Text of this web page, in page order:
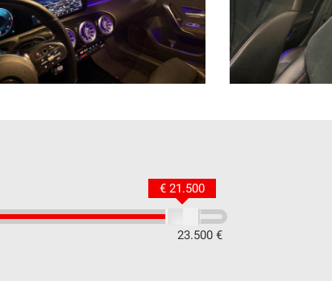
23.500 €
€ 21.500